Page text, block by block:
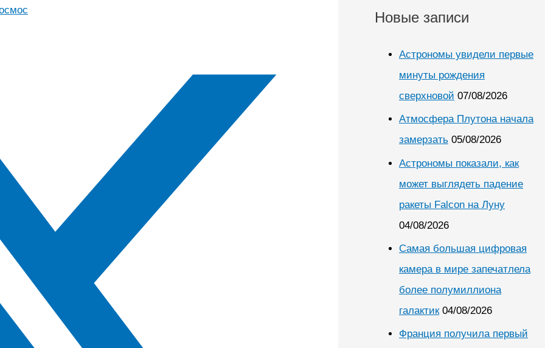
Новые записи
Астрономы увидели первые
минуты рождения
сверхновой 07/08/2026
Атмосфера Плутона начала
замерзать 05/08/2026
Астрономы показали, как
может выглядеть падение
ракеты Falcon на Луну
04/08/2026
Самая большая цифровая
камера в мире запечатлела
более полумиллиона
галактик 04/08/2026
Франция получила первый